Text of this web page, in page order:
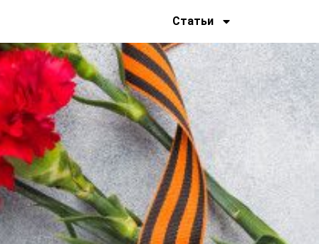
Статьи